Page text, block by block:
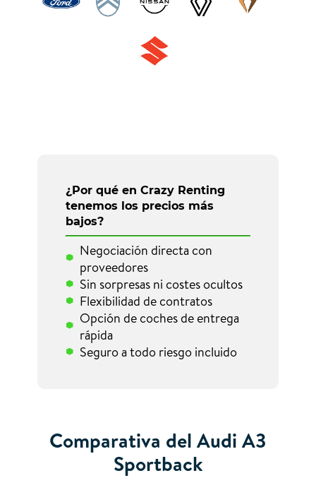
¿Por qué en Crazy Renting
tenemos los precios más
bajos?
Negociación directa con
proveedores
Sin sorpresas ni costes ocultos
Flexibilidad de contratos
Opción de coches de entrega
rápida
Seguro a todo riesgo incluido
Comparativa del Audi A3
Sportback